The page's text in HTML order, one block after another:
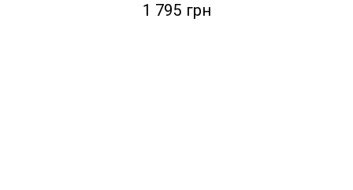
1 795 грн